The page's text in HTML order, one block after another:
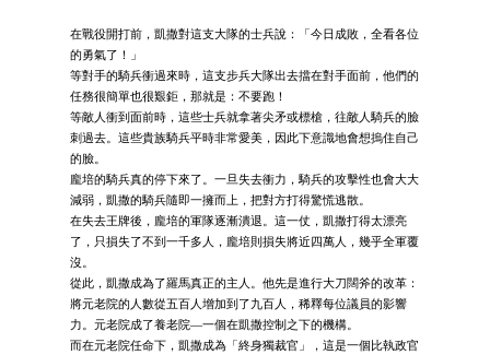
在戰役開打前，凱撒對這支大隊的士兵說：「今日成敗，全看各位
的勇氣了！」
等對手的騎兵衝過來時，這支步兵大隊出去擋在對手面前，他們的
任務很簡單也很艱鉅，那就是：不要跑！
等敵人衝到面前時，這些士兵就拿著尖矛或標槍，往敵人騎兵的臉
刺過去。這些貴族騎兵平時非常愛美，因此下意識地會想摀住自己
的臉。
龐培的騎兵真的停下來了。一旦失去衝力，騎兵的攻擊性也會大大
減弱，凱撒的騎兵隨即一擁而上，把對方打得驚慌逃散。
在失去王牌後，龐培的軍隊逐漸潰退。這一仗，凱撒打得太漂亮
了，只損失了不到一千多人，龐培則損失將近四萬人，幾乎全軍覆
沒。
從此，凱撒成為了羅馬真正的主人。他先是進行大刀闊斧的改革：
將元老院的人數從五百人增加到了九百人，稀釋每位議員的影響
力。元老院成了養老院—一個在凱撒控制之下的機構。
而在元老院任命下，凱撒成為「終身獨裁官」，這是一個比執政官